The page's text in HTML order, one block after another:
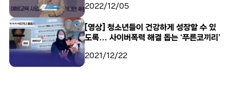
2022/12/05
[영상] 청소년들이 건강하게 성장할 수 있
도록… 사이버폭력 해결 돕는 ‘푸른코끼리’
2021/12/22